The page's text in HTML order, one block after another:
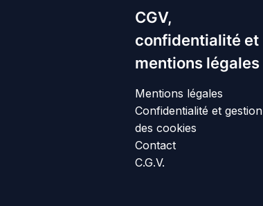
CGV,
confidentialité et
mentions légales
Mentions légales
Confidentialité et gestion
des cookies
Contact
C.G.V.